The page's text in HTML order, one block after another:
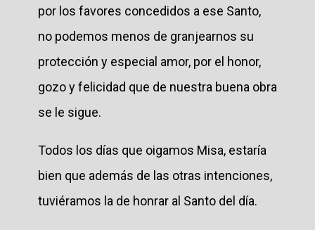
por los favores concedidos a ese Santo,
no podemos menos de granjearnos su
protección y especial amor, por el honor,
gozo y felicidad que de nuestra buena obra
se le sigue.
Todos los días que oigamos Misa, estaría
bien que además de las otras intenciones,
tuviéramos la de honrar al Santo del día.